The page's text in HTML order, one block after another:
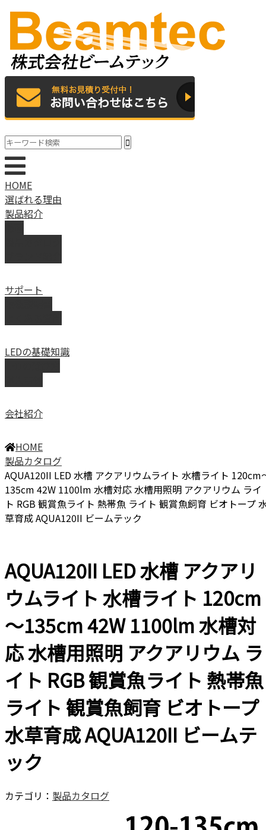
HOME
選ばれる理由
製品紹介
サポート
LEDの基礎知識
会社紹介
HOME
製品カタログ
AQUA120II LED 水槽 アクアリウムライト 水槽ライト 120cm
135cm 42W 1100lm 水槽対応 水槽用照明 アクアリウム ライ
ト RGB 観賞魚ライト 熱帯魚 ライト 観賞魚飼育 ビオトープ
草育成 AQUA120II ビームテック
AQUA120II LED 水槽 アクアリ
ウムライト 水槽ライト 120cm
～135cm 42W 1100lm 水槽対
応 水槽用照明 アクアリウム ラ
イト RGB 観賞魚ライト 熱帯魚
ライト 観賞魚飼育 ビオトープ
水草育成 AQUA120II ビームテ
ック
カテゴリ： 製品カタログ